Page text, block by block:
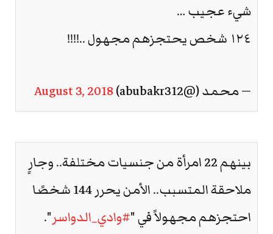
شيء عجيب …
١٢٤ شخص يحتجزهم مجهول ..!!!!
— محمد (@abubakr312) August 3, 2018
بينهم 22 امرأة من جنسيات مختلفة.. وجارٍ
ملاحقة المتسبب.. الأمن يحرر 144 شخصًا
احتجزهم مجهولاً في "#وادي_الدواسر".